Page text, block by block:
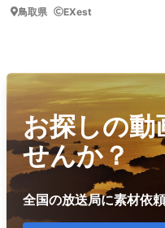
鳥取県 EXest
お探しの動
せんか？
全国の放送局に素材依頼